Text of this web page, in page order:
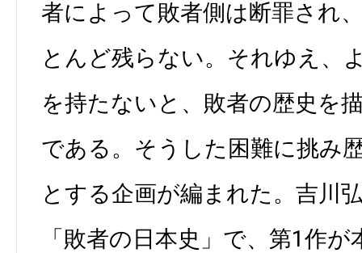
者によって敗者側は断罪され
とんど残らない。それゆえ、
を持たないと、敗者の歴史を
である。そうした困難に挑み
とする企画が編まれた。吉川
「敗者の日本史」で、第1作